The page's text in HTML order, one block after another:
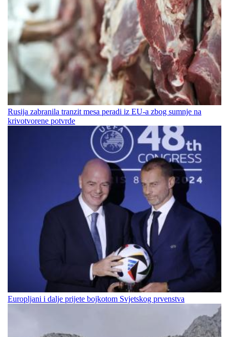
Rusija zabranila tranzit mesa peradi iz EU-a zbog sumnje na
krivotvorene potvrde
Europljani i dalje prijete bojkotom Svjetskog prvenstva